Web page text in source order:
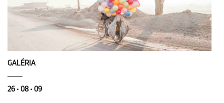
GALÉRIA
26 • 08 • 09